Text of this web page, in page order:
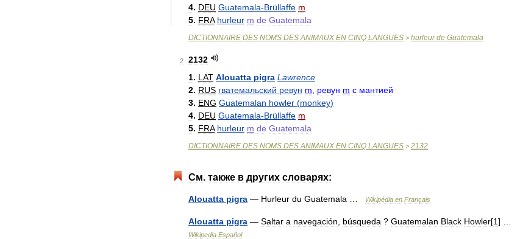
4. DEU Guatemala-Brüllaffe m
5. FRA hurleur m de Guatemala
DICTIONNAIRE DES NOMS DES ANIMAUX EN CINQ LANGUES > hurleur de Guatemala
2
2132
1. LAT Alouatta pigra Lawrence
2. RUS гватемальский ревун m ревун m с мантией
3. ENG Guatemalan howler (monkey)
4. DEU Guatemala-Brüllaffe m
5. FRA hurleur m de Guatemala
DICTIONNAIRE DES NOMS DES ANIMAUX EN CINQ LANGUES > 2132
См. также в других словарях:
Alouatta pigra — Hurleur du Guatemala Wikipédia en Français
Alouatta pigra — Saltar a navegación búsqueda ? Guatemalan Black Howler[1] …
Wikipedia Español